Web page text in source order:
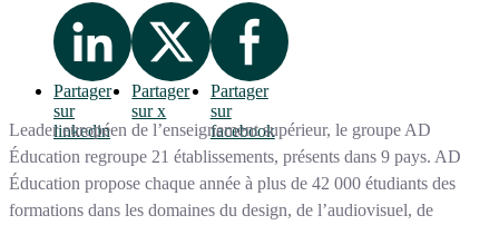
Partager
sur
linkedin
Partager
sur x
Partager
sur
facebook
Leader européen de l’enseignement supérieur, le groupe AD
Éducation regroupe 21 établissements, présents dans 9 pays. AD
Éducation propose chaque année à plus de 42 000 étudiants des
formations dans les domaines du design, de l’audiovisuel, de